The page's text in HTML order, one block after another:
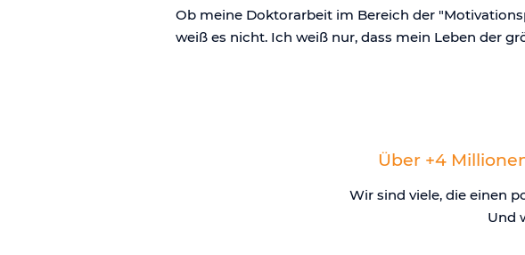
Ob meine Doktorarbeit im Bereich der
weiß es nicht. Ich weiß nur, dass mein Leben der
Über +4
Wir sind viele, die einen
Und